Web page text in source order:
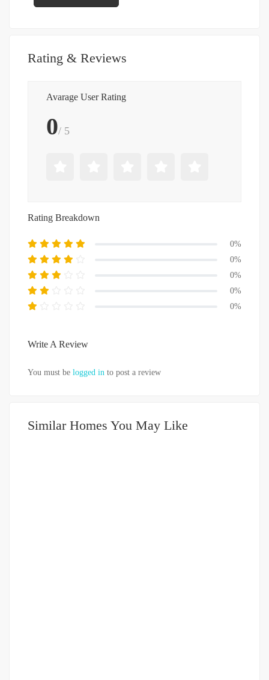
Rating & Reviews
Avarage User Rating
0/ 5
Rating Breakdown
0%
0%
0%
0%
0%
Write A Review
You must be logged in to post a review
Similar Homes You May Like